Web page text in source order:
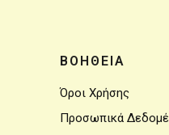
ΒΟΗΘΕΙΑ
Όροι Χρήσης
Προσωπικά